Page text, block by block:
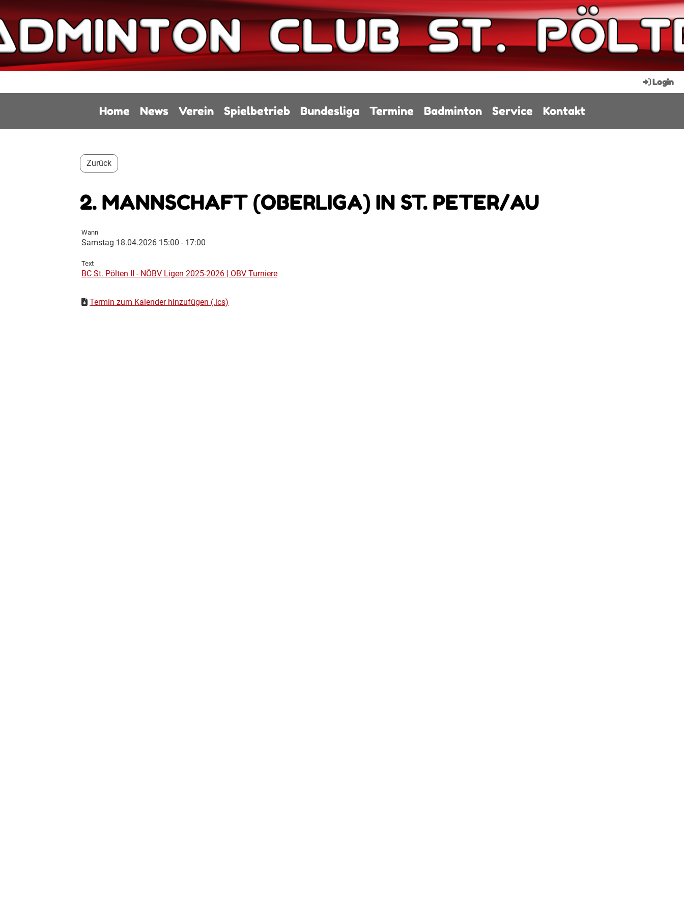
Login
Home News Verein Spielbetrieb Bundesliga Termine Badminton Service Kontakt
Zurück
2. MANNSCHAFT (OBERLIGA) IN ST. PETER/AU
Wann
Samstag 18.04.2026 15:00 - 17:00
Text
BC St. Pölten II - NÖBV Ligen 2025-2026 | OBV Turniere
Termin zum Kalender hinzufügen (.ics)